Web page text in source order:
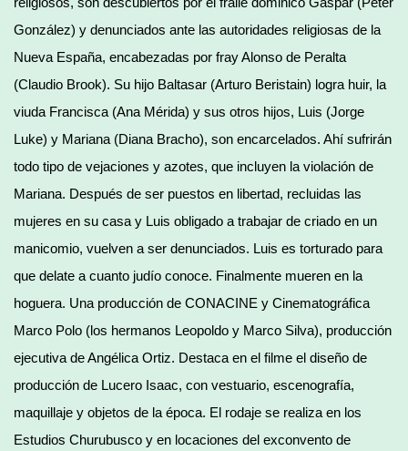
González) y denunciados ante las autoridades religiosas de la
Nueva España, encabezadas por fray Alonso de Peralta
(Claudio Brook). Su hijo Baltasar (Arturo Beristain) logra huir, la
viuda Francisca (Ana Mérida) y sus otros hijos, Luis (Jorge
Luke) y Mariana (Diana Bracho), son encarcelados. Ahí sufrirán
todo tipo de vejaciones y azotes, que incluyen la violación de
Mariana. Después de ser puestos en libertad, recluidas las
mujeres en su casa y Luis obligado a trabajar de criado en un
manicomio, vuelven a ser denunciados. Luis es torturado para
que delate a cuanto judío conoce. Finalmente mueren en la
hoguera. Una producción de CONACINE y Cinematográfica
Marco Polo (los hermanos Leopoldo y Marco Silva), producción
ejecutiva de Angélica Ortiz. Destaca en el filme el diseño de
producción de Lucero Isaac, con vestuario, escenografía,
maquillaje y objetos de la época. El rodaje se realiza en los
Estudios Churubusco y en locaciones del exconvento de